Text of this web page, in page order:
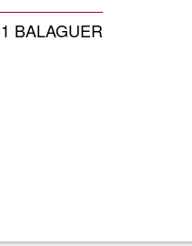
BALAGUER